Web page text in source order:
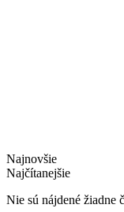
Najnovšie
Najčítanejšie
Nie sú nájdené žiadne